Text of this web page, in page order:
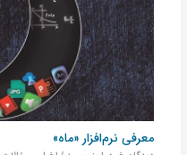
معرفی نرم‌افزار «ماه»